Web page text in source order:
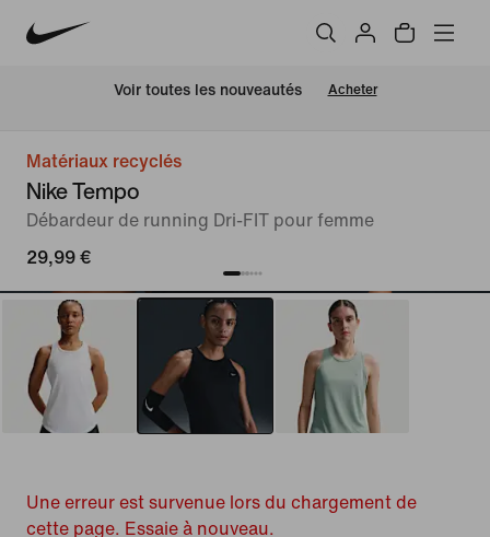
Voir toutes les nouveautés Acheter
Matériaux recyclés
Nike Tempo
Débardeur de running Dri-FIT pour femme
29,99 €
Une erreur est survenue lors du chargement de
cette page. Essaie à nouveau.